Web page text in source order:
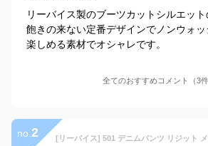
リーバイス製のブーツカットシルエッ
飽きの来ない定番デザインでノンウォ
楽しめる素材でオシャレです。
全てのおすすめコメント（3件
no. 2